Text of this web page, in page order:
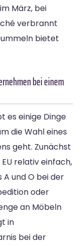
März, bei
verbrannt
bietet
bei einem
es einige Dinge
die Wahl eines
geht. Zunächst
relativ einfach,
und O bei der
oder
an Möbeln
in
bei der